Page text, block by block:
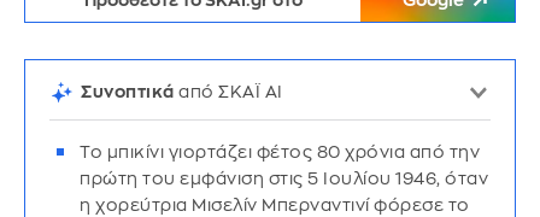
Συνοπτικά από ΣΚΑΪ AI
Το μπικίνι γιορτάζει φέτος 80 χρόνια από την
πρώτη του εμφάνιση στις 5 Ιουλίου 1946, όταν
η χορεύτρια Μισελίν Μπερναντινί φόρεσε το